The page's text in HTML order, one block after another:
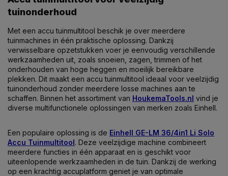
tuinonderhoud
Met een accu tuinmultitool beschik je over meerdere
tuinmachines in één praktische oplossing. Dankzij
verwisselbare opzetstukken voer je eenvoudig verschillende
werkzaamheden uit, zoals snoeien, zagen, trimmen of het
onderhouden van hoge heggen en moeilijk bereikbare
plekken. Dit maakt een accu tuinmultitool ideaal voor veelzijdig
tuinonderhoud zonder meerdere losse machines aan te
schaffen. Binnen het assortiment van HoukemaTools.nl vind je
diverse multifunctionele oplossingen van merken zoals Einhell.
Een populaire oplossing is de Einhell GE-LM 36/4in1 Li Solo
Accu Tuinmultitool. Deze veelzijdige machine combineert
meerdere functies in één apparaat en is geschikt voor
uiteenlopende werkzaamheden in de tuin. Dankzij de werking
op een krachtig accuplatform geniet je van optimale